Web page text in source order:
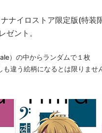
ナイロストア限定版(特
ゼント。
）の中からランダムで１枚
違う絵柄になるとは限りませ